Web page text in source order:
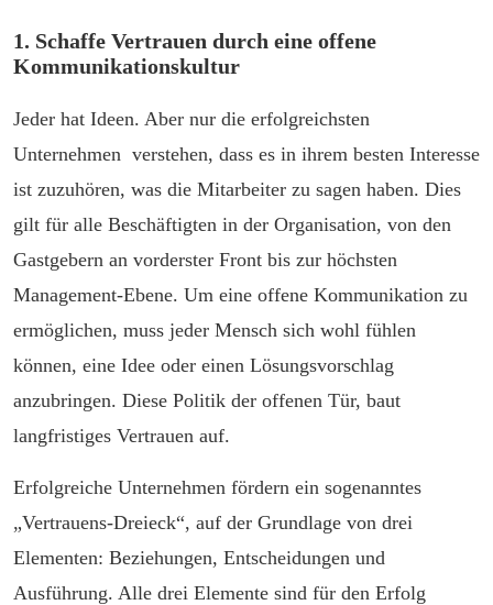
1. Schaffe Vertrauen durch eine offene
Kommunikationskultur
Jeder hat Ideen. Aber nur die erfolgreichsten
Unternehmen verstehen, dass es in ihrem besten Interesse
ist zuzuhören, was die Mitarbeiter zu sagen haben. Dies
gilt für alle Beschäftigten in der Organisation, von den
Gastgebern an vorderster Front bis zur höchsten
Management-Ebene. Um eine offene Kommunikation zu
ermöglichen, muss jeder Mensch sich wohl fühlen
können, eine Idee oder einen Lösungsvorschlag
anzubringen. Diese Politik der offenen Tür, baut
langfristiges Vertrauen auf.
Erfolgreiche Unternehmen fördern ein sogenanntes
„Vertrauens-Dreieck“, auf der Grundlage von drei
Elementen: Beziehungen, Entscheidungen und
Ausführung. Alle drei Elemente sind für den Erfolg